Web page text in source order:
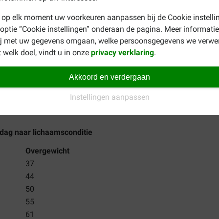
op elk moment uw voorkeuren aanpassen bij de Cookie
“Cookie instellingen” onderaan de pagina. Meer
met uw gegevens omgaan, welke persoonsgegevens we
welk doel, vindt u in onze privacy verklaring.
Akkoord en verdergaan
Instellingen aanpassen
lacterende poezen.
heeft. Het is aan te bevelen de dagelijkse hoeveelheid
algemeen advies. De juiste hoeveelheid voer is mede
geopende verpakking goed af. De houdbaarheid staat op
kattenvoer
naar lichaamsconditie
Overgewicht
37
44
50
55
61